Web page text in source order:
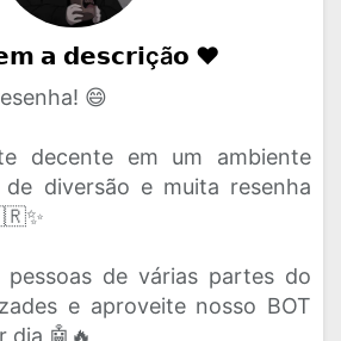
𝗮 𝗱𝗲𝘀𝗰𝗿𝗶çã𝗼 ❤️
😄
decente em um ambiente
de diversão e muita resenha
pessoas de várias partes do
e aproveite nosso BOT
dia 🤖🔥